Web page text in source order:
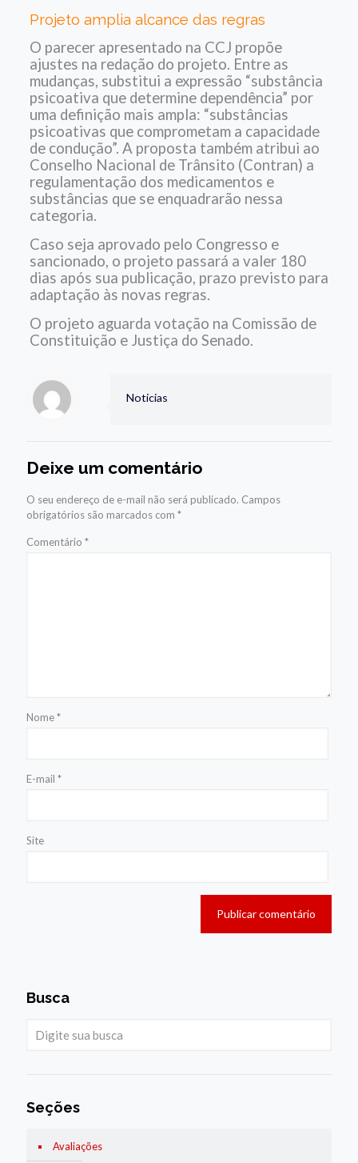
Projeto amplia alcance das regras
O parecer apresentado na CCJ propõe
ajustes na redação do projeto. Entre as
mudanças, substitui a expressão “substância
psicoativa que determine dependência” por
uma definição mais ampla: “substâncias
psicoativas que comprometam a capacidade
de condução”. A proposta também atribui ao
Conselho Nacional de Trânsito (Contran) a
regulamentação dos medicamentos e
substâncias que se enquadrarão nessa
categoria.
Caso seja aprovado pelo Congresso e
sancionado, o projeto passará a valer 180
dias após sua publicação, prazo previsto para
adaptação às novas regras.
O projeto aguarda votação na Comissão de
Constituição e Justiça do Senado.
Noticias
Deixe um comentário
O seu endereço de e-mail não será publicado. Campos
obrigatórios são marcados com *
Comentário *
Nome*
E-mail *
Site
Busca
Seções
Avaliações